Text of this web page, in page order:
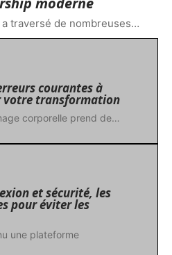
traversé de nombreuses…
courantes à
votre transformation
corporelle prend de…
et sécurité, les
pour éviter les
une plateforme